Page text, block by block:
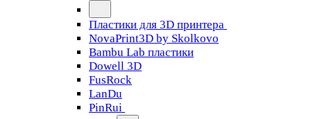
Пластики для 3D принтера
NovaPrint3D by Skolkovo
Bambu Lab пластики
Dowell 3D
FusRock
LanDu
PinRui